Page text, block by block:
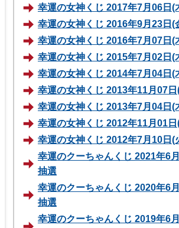
幸運の女神くじ 2017年7月06日(
幸運の女神くじ 2016年9月23日(
幸運の女神くじ 2016年7月07日(
幸運の女神くじ 2015年7月02日(
幸運の女神くじ 2014年7月04日(
幸運の女神くじ 2013年11月07
幸運の女神くじ 2013年7月04日(
幸運の女神くじ 2012年11月01
幸運の女神くじ 2012年7月10日(
幸運のクーちゃんくじ 2021年6
抽選
幸運のクーちゃんくじ 2020年6
抽選
幸運のクーちゃんくじ 2019年6